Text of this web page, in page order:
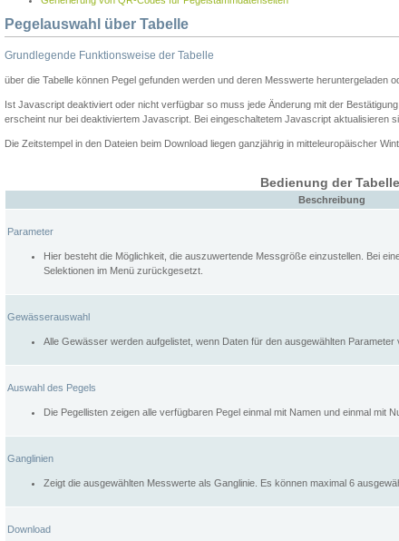
Pegelauswahl über Tabelle
Grundlegende Funktionsweise der Tabelle
über die Tabelle können Pegel gefunden werden und deren Messwerte heruntergeladen
Ist Javascript deaktiviert oder nicht verfügbar so muss jede Änderung mit der
erscheint nur bei deaktiviertem Javascript. Bei eingeschaltetem Javascript aktualisieren
Die Zeitstempel in den Dateien beim Download liegen ganzjährig in mitteleuropäischer
Bedienung der
Beschreibung
Parameter
Hier besteht die Möglichkeit, die auszuwertende Messgröße einzustellen. Bei
Selektionen im Menü zurückgesetzt.
Gewässerauswahl
Alle Gewässer werden aufgelistet, wenn Daten für den ausgewählten Parameter
Auswahl des Pegels
Die Pegellisten zeigen alle verfügbaren Pegel einmal mit Namen und einmal mit
Ganglinien
Zeigt die ausgewählten Messwerte als Ganglinie. Es können maximal 6
Download